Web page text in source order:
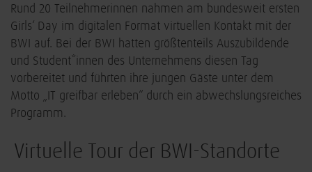
Rund 20 Teilnehmerinnen nahmen am bundesweit ersten
Girls‘ Day im digitalen Format virtuellen Kontakt mit der
BWI auf. Bei der BWI hatten größtenteils Auszubildende
und Student*innen des Unternehmens diesen Tag
vorbereitet und führten ihre jungen Gäste unter dem
Motto „IT greifbar erleben“ durch ein abwechslungsreiches
Programm.
Virtuelle Tour der BWI-Standorte